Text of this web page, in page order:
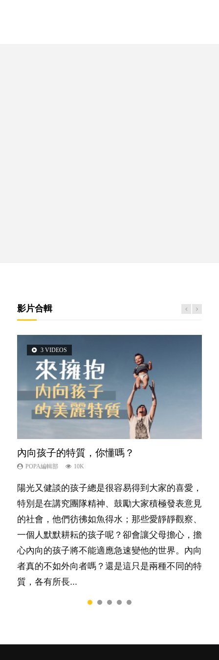
影片合輯
3 VIDEOS
內向孩子的特質，你懂嗎？
POPA編輯部 10K
陽光又健談的孩子總是很容易得到大家的喜愛，
特別是在講究團隊精神、鼓勵大家積極發表意見
的社會，他們彷彿如魚得水；那些愛靜靜觀察、
一個人默默耕耘的孩子呢？卻會讓父母擔心，擔
心內向的孩子將不能適應急速變他的世界。內向
者真的不如外向者嗎？還是這只是兩種不同的特
質，各有所長...
5 VIDEOS
夫妻必看！經營婚姻，沒捷徑
POPA編輯部 22.9K
你是不是也曾經以為只要跟相愛的人結婚，就自
然能走到白頭，但生了孩子卻發現事情不如你所
料？ 經營婚姻，不如我們想像的簡單，卻也不
是大家說得那麼難。一起來認識婚姻的真相！...
2 VIDEOS
想孩子學好外語，點做好？
POPA編輯部 9.9K
有人話學多種語言越早開始越好，有人卻說一時
間太多語言，會令孩子感到混淆，到底誰是誰
非？聽聽專家怎樣說，解開語言學習的迷思～...
6 VIDEOS
孩子能力天注定？
POPA編輯部 7.9K
很多父母都希望孩子係個「叻仔叻女」，學業別
太差，日常自理井井有條。這樣的孩子是萬中無
一，還是魚與熊掌，不能兼得？...
6 VIDEOS
愛孩子也別忘了愛自己，父母如何關顧自
己的身心靈？
照顧孩子衣食住行、陪同兒女應對功課測驗，還
要陪玩製造親子時間，尚要處理家中雜項要
務……當父母的，有千百個任務要做。可惜，有
一樣重要至極的，總被遺漏——關注自己的情緒
和心理健康。...